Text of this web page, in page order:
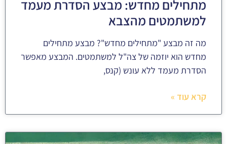
מתחילים מחדש: מבצע הסדרת מעמד
למשתמטים מהצבא
מה זה מבצע "מתחילים מחדש"? מבצע מתחילים
מחדש הוא יוזמה של צה"ל למשתמטים. המבצע מאפשר
הסדרת מעמד ללא עונש (קנס,
קרא עוד »